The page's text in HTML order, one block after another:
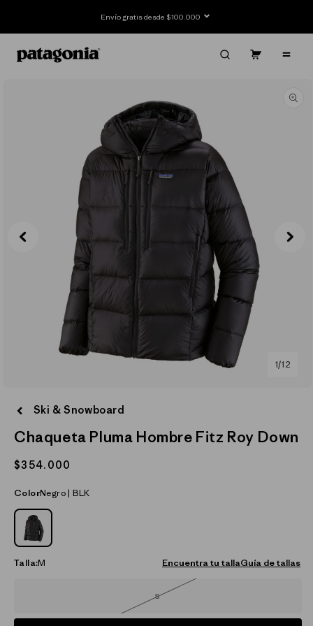
Envío gratis desde $100.000
Carrito
elemento
multimedia
una
modal
1/de
12
Ski & Snowboard
Chaqueta Pluma Hombre Fitz Roy Down
Precio
$354.000
ColorNegro | BLK
NEGRO_(BLK)
Talla:M Encuentra tu tallaGuía de tallas
SVariante
no